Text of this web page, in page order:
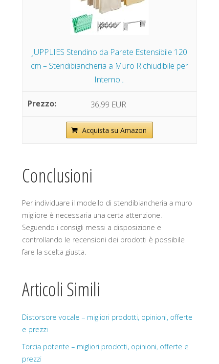
JUPPLIES Stendino da Parete Estensibile 120
cm – Stendibiancheria a Muro Richiudibile per
Interno...
36,99 EUR
Acquista su Amazon
Conclusioni
Per individuare il modello di stendibiancheria a muro
migliore è necessaria una certa attenzione.
Seguendo i consigli messi a disposizione e
controllando le recensioni dei prodotti è possibile
fare la scelta giusta.
Articoli Simili
Distorsore vocale – migliori prodotti, opinioni, offerte
e prezzi
Torcia potente – migliori prodotti, opinioni, offerte e
prezzi